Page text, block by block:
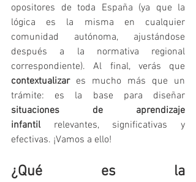
opositores de toda España (ya que la
lógica es la misma en cualquier
comunidad autónoma, ajustándose
después a la normativa regional
contextualizar es mucho más que un
situaciones de aprendizaje
infantil relevantes, significativas y
efectivas. ¡Vamos a ello!
¿Qué es la